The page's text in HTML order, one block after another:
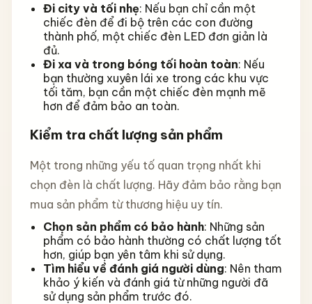
Đi city và tối nhẹ: Nếu bạn chỉ cần một
chiếc đèn để đi bộ trên các con đường
thành phố, một chiếc đèn LED đơn giản là
đủ.
Đi xa và trong bóng tối hoàn toàn: Nếu
bạn thường xuyên lái xe trong các khu vực
tối tăm, bạn cần một chiếc đèn mạnh mẽ
hơn để đảm bảo an toàn.
Kiểm tra chất lượng sản phẩm
Một trong những yếu tố quan trọng nhất khi
chọn đèn là chất lượng. Hãy đảm bảo rằng bạn
mua sản phẩm từ thương hiệu uy tín.
Chọn sản phẩm có bảo hành: Những sản
phẩm có bảo hành thường có chất lượng tốt
hơn, giúp bạn yên tâm khi sử dụng.
Tìm hiểu về đánh giá người dùng: Nên tham
khảo ý kiến và đánh giá từ những người đã
sử dụng sản phẩm trước đó.